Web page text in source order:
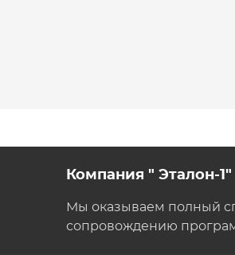
Компания " Эталон-1"
Мы оказываем полный
сопровождению